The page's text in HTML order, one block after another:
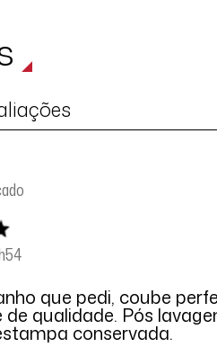
que pedi, coube
qualidade. Pós
conservada.